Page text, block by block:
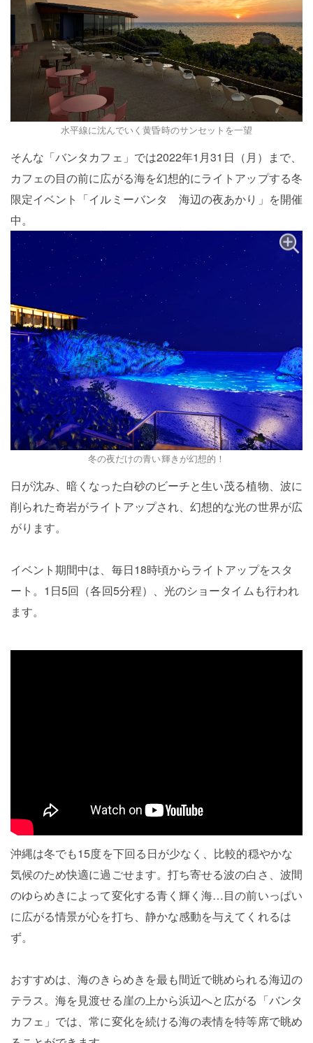
水平線に沈んでいく黄昏時のサンセットを一望
そんな「バンタカフェ」では2022年1月31日（月）まで、
カフェの目の前に広がる海を幻想的にライトアップする冬
限定イベント「イルミーバンタ 海辺の夜あかり」を開催
中。
冬の夜だけの青い輝きが幻想的！
日が沈み、暗くなった白砂のビーチと生い茂る植物、波に
削られた奇岩がライトアップされ、幻想的な光の世界が広
がります。
イベント期間中は、毎日18時頃からライトアップをスタ
ート。1日5回（各回5分程）、光のショータイムも行われ
ます。
沖縄は冬でも15度を下回る日が少なく、比較的穏やかな
気候のため快適に過ごせます。打ち寄せる波の白さ、波間
のゆらめきによって変化する青く輝く海…目の前いっぱい
に広がる情景が心を打ち、静かな感動を与えてくれるは
ず。
おすすめは、海のきらめきを最も間近で眺められる海辺の
テラス。海を見渡せる崖の上から浜辺へと広がる「バンタ
カフェ」では、常に変化を続ける海の表情を特等席で眺め